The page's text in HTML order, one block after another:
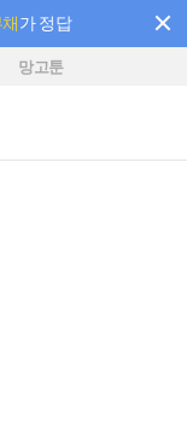
가 정답
워진 AI 부스터 요금제
망고툰